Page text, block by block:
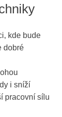
kde bude
dobré
i sníží
pracovní sílu